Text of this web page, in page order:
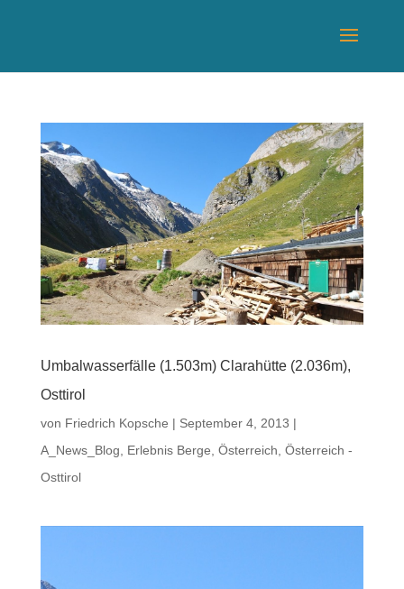
Umbalwasserfälle (1.503m) Clarahütte (2.036m),
Osttirol
von Friedrich Kopsche | September 4, 2013 |
A_News_Blog
Erlebnis Berge Österreich Österreich -
Osttirol